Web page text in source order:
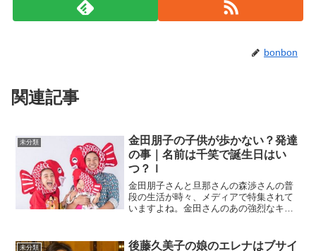
bonbon
関連記事
未分類
金田朋子の子供が歩かない？発達
の事｜名前は千笑で誕生日はい
つ？ｌ
金田朋子さんと旦那さんの森渉さんの普
段の生活が時々、メディアで特集されて
いますよね。金田さんのあの強烈なキャ
育てを楽しんでいる姿はとても微笑まし
未分類
後藤久美子の娘のエレナはブサイ